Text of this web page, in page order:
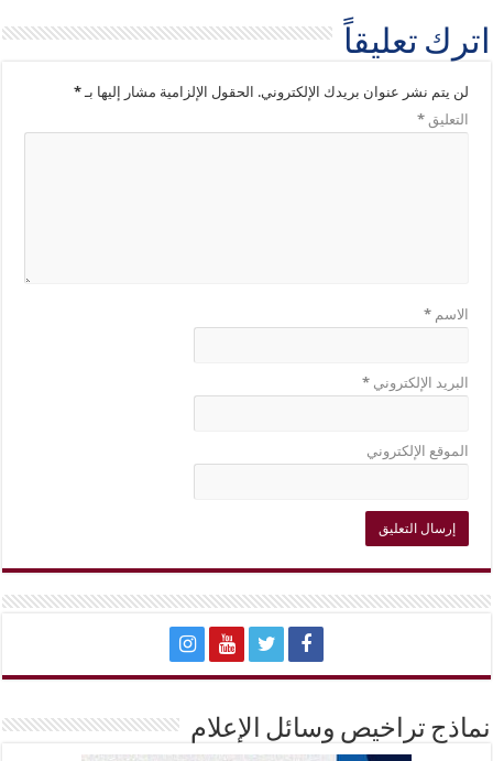
اترك تعليقاً
لن يتم نشر عنوان بريدك الإلكتروني. الحقول الإلزامية مشار إليها بـ*
التعليق*
الاسم*
البريد الإلكتروني*
الموقع الإلكتروني
نماذج تراخيص وسائل الإعلام